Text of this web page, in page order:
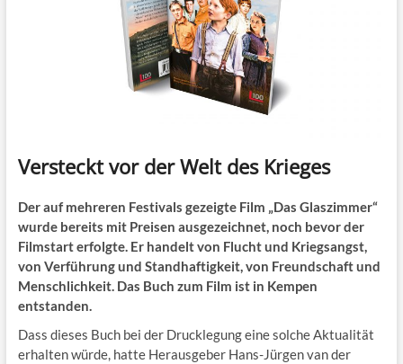
Versteckt vor der Welt des Krieges
Der auf mehreren Festivals gezeigte Film „Das Glaszimmer“
wurde bereits mit Preisen ausgezeichnet, noch bevor der
Filmstart erfolgte. Er handelt von Flucht und Kriegsangst,
von Verführung und Standhaftigkeit, von Freundschaft und
Menschlichkeit. Das Buch zum Film ist in Kempen
entstanden.
Dass dieses Buch bei der Drucklegung eine solche Aktualität
erhalten würde, hatte Herausgeber Hans-Jürgen van der